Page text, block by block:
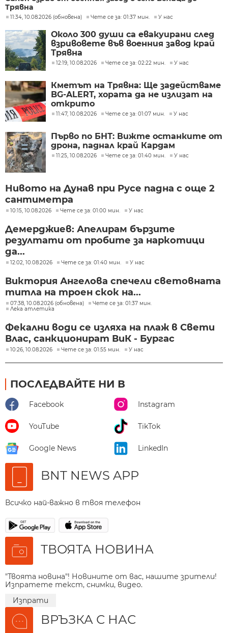
Трявна
11:34, 10.08.2026 (обновена) Чете се за: 01:37 мин. У нас
Около 300 души са евакуирани след
взривовете във военния завод край
Трявна
12:19, 10.08.2026 Чете се за: 02:22 мин. У нас
Кметът на Трявна: Ще задействаме
BG-ALERT, хората да не излизат на
открито
11:47, 10.08.2026 Чете се за: 01:07 мин. У нас
Първо по БНТ: Вижте останките от
дрона, паднал край Кардам
11:25, 10.08.2026 Чете се за: 01:40 мин. У нас
Нивото на Дунав при Русе падна с още 2
сантиметра
10:15, 10.08.2026 Чете се за: 01:00 мин. У нас
Демерджиев: Апелирам бързите
резултати от пробите за наркотици
да...
12:02, 10.08.2026 Чете се за: 01:40 мин. У нас
Виктория Ангелова спечели световната
титла на троен скок на...
07:38, 10.08.2026 (обновена)
Чете се за: 01:37 мин.
Лека атлетика
Фекални води се изляха на плаж в Свети
Влас, санкционират ВиК - Бургас
10:26, 10.08.2026 Чете се за: 01:55 мин. У нас
ПОСЛЕДВАЙТЕ НИ В
Facebook Instagram
YouTube TikTok
Google News LinkedIn
BNT NEWS APP
Всичко най-важно в твоя телефон
ТВОЯТА НОВИНА
"Твоята новина"! Новините от вас, нашите зрители!
Изпратете текст, снимки, видео.
Изпрати
ВРЪЗКА С НАС